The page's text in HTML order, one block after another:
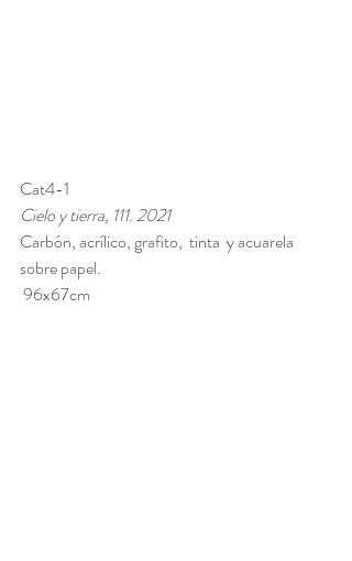
Cat4-1
Cielo y tierra, 111. 2021
Carbón, acrílico, grafito,  tinta  y acuarela
sobre papel.
96x67cm